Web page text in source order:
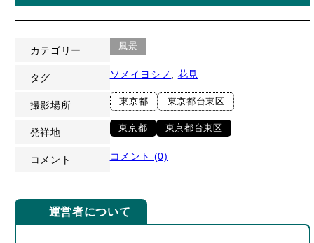
カテゴリー 風景
タグ ソメイヨシノ 花見
撮影場所 東京都 東京都台東区
発祥地 東京都 東京都台東区
コメント コメント (0)
運営者について